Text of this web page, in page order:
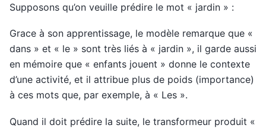
Supposons qu’on veuille prédire le mot « jardin » :
Grace à son apprentissage, le modèle remarque que «
dans » et « le » sont très liés à « jardin », il garde aussi
en mémoire que « enfants jouent » donne le contexte
d’une activité, et il attribue plus de poids (importance)
à ces mots que, par exemple, à « Les ».
Quand il doit prédire la suite, le transformeur produit «